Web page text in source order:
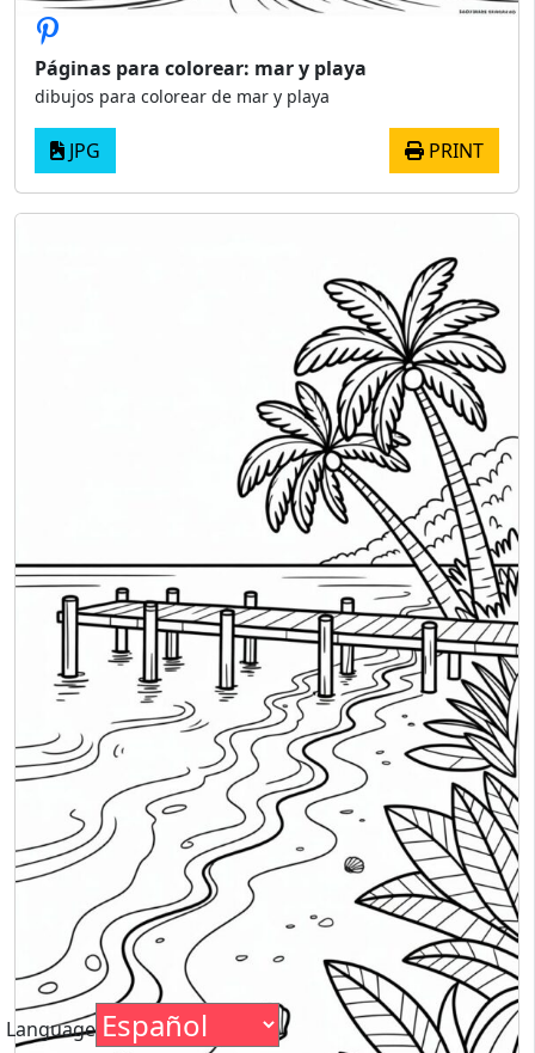
Páginas para colorear: mar y playa
dibujos para colorear de mar y playa
JPG PRINT
Language